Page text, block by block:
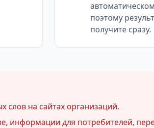
поэтому
получите сразу.
на сайтах организаций.
информации для потребителей,